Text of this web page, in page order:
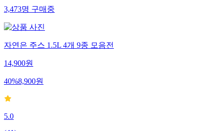
3,473명구매중
자연은 주스 1.5L 4개 9종 모음전
14,900원
40%8,900원
5.0